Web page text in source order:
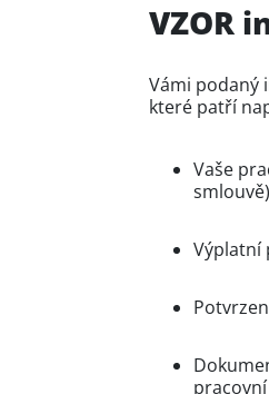
VZOR
Vámi podaný
které patří
Vaše
smlouvě)
Výplatní